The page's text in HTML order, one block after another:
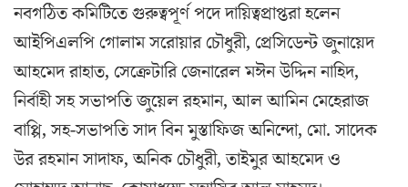
নবগঠিত কমিটিতে গুরুত্বপূর্ণ পদে দায়িত্বপ্রাপ্তরা হলেন
আইপিএলপি গোলাম সরোয়ার চৌধুরী, প্রেসিডেন্ট জুনায়েদ
আহমেদ রাহাত, সেক্রেটারি জেনারেল মঈন উদ্দিন নাহিদ,
নির্বাহী সহ সভাপতি জুয়েল রহমান, আল আমিন মেহেরাজ
বাপ্পি, সহ-সভাপতি সাদ বিন মুস্তাফিজ অনিন্দো, মো. সাদেক
উর রহমান সাদাফ, অনিক চৌধুরী, তাইমুর আহমেদ ও